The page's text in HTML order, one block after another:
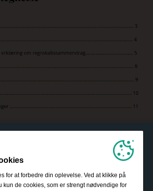
for at forbedre din oplevelse. Ved at klikke på
kun de cookies, som er strengt nødvendige for